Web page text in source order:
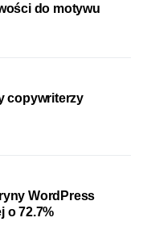
do motywu
copywriterzy
WordPress
o 72.7%